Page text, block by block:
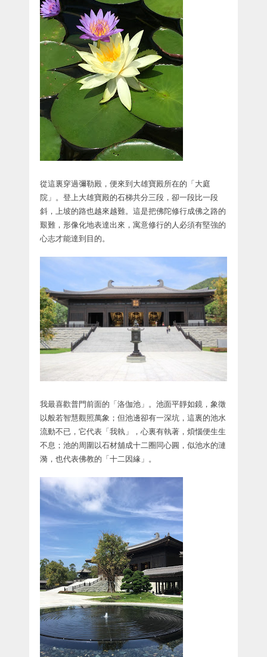
從這裏穿過彌勒殿，便來到大雄寶殿所在的「大庭
院」。登上大雄寶殿的石梯共分三段，卻一段比一段
斜，上坡的路也越來越難。這是把佛陀修行成佛之路的
艱難，形像化地表達出來，寓意修行的人必須有堅強的
心志才能達到目的。
我最喜歡普門前面的「洛伽池」。池面平靜如鏡，象徵
以般若智慧觀照萬象；但池邊卻有一深坑，這裏的池水
流動不已，它代表「我執」，心裏有執著，煩惱便生生
不息；池的周圍以石材舖成十二圈同心圓，似池水的漣
漪，也代表佛教的「十二因緣」。